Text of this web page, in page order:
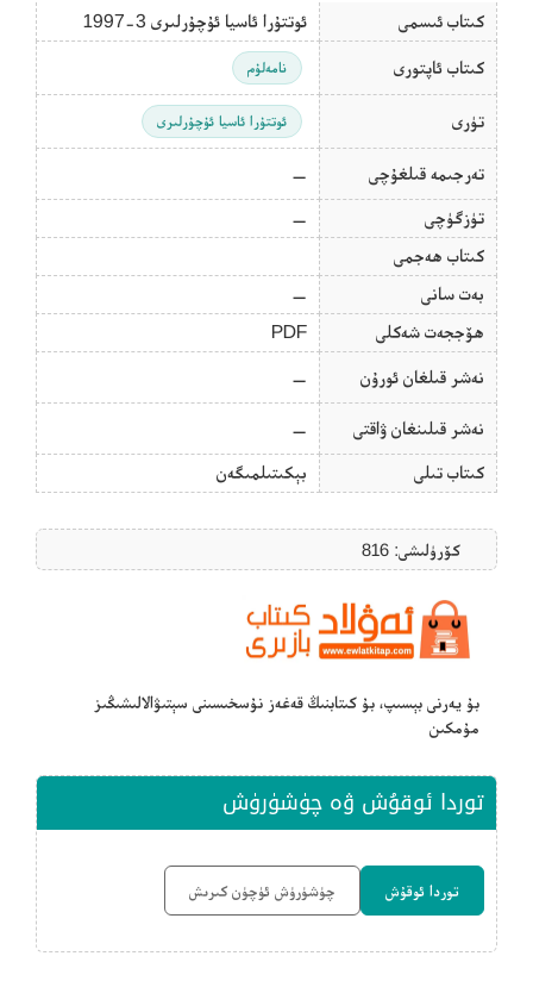
كىتاب ئىسمى ئوتتۇرا ئاسيا ئۇچۇرلىرى 3-1997
كىتاب ئاپتورى نامەلۇم
تۈرى ئوتتۇرا ئاسيا ئۇچۇرلىرى
تەرجىمە قىلغۇچى —
تۈزگۈچى
—
كىتاب ھەجمى
بەت سانى
—
ھۆججەت شەكلى
PDF
نەشر قىلغان ئورۇن —
نەشر قىلىنغان ۋاقتى —
كىتاب تىلى بېكىتىلمىگەن
كۆرۈلىشى: 816
بۇ يەرنى بېسىپ، بۇ كىتابنىڭ قەغەز نۇسخىسىنى سېتىۋالالىشىڭىز
مۇمكىن
توردا ئوقۇش ۋە چۈشۈرۈش
توردا ئوقۇش چۈشۈرۈش ئۈچۈن كىرىش